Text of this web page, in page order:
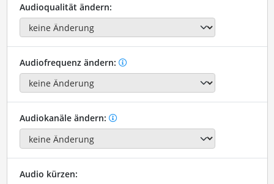
Audioqualität ändern:
Audiofrequenz ändern:
Audiokanäle ändern:
Audio kürzen: